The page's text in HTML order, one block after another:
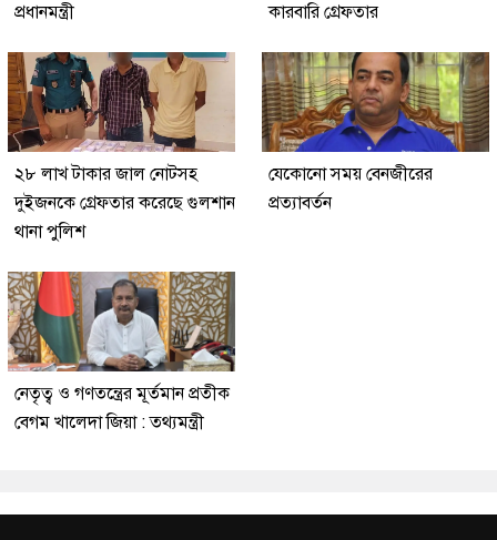
প্রধানমন্ত্রী
কারবারি গ্রেফতার
২৮ লাখ টাকার জাল নোটসহ
দুইজনকে গ্রেফতার করেছে গুলশান
থানা পুলিশ
যেকোনো সময় বেনজীরের
প্রত্যাবর্তন
নেতৃত্ব ও গণতন্ত্রের মূর্তমান প্রতীক
বেগম খালেদা জিয়া : তথ্যমন্ত্রী